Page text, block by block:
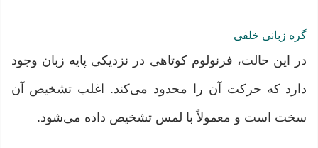
گره زبانی خلفی
در این حالت، فرنولوم کوتاهی در نزدیکی پایه زبان وجود
دارد که حرکت آن را محدود می‌کند. اغلب تشخیص آن
سخت است و معمولاً با لمس تشخیص داده می‌شود.